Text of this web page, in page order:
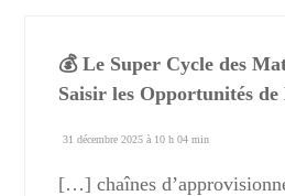
💰 Le Super Cycle des
Saisir les Opportunités
31 décembre 2025 à 10 h 04 min
[…] chaînes